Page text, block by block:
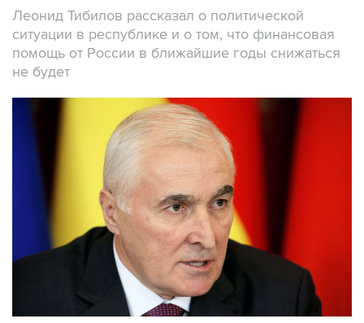
Леонид Тибилов рассказал о политической
ситуации в республике и о том, что финансовая
помощь от России в ближайшие годы снижаться
не будет